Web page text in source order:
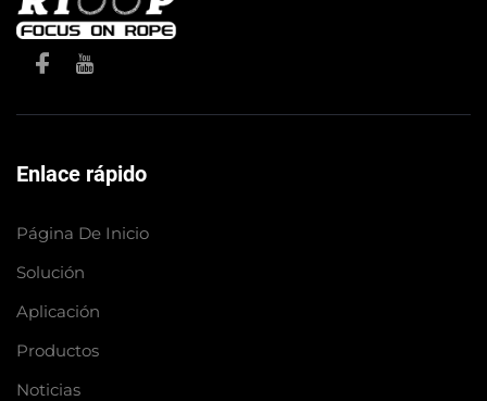
Enlace rápido
Página De Inicio
Solución
Aplicación
Productos
Noticias